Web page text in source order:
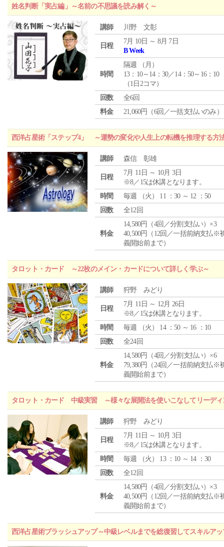
姓名判断「実占編」～名前の不思議を読み解く～
講師 川野 文彰
日程
7月 10日 ～ 8月 7日
B Week
時間
隔週 （ 月 ）
13：10～14：30／14：50～16：10
（1日2コマ）
回数
全6回
料金
21,060円（6回／一括支払いのみ）
西洋占星術「ステップ4」 ～運勢の変化や人生上の転機を推理する方
講師 森信 彰雄
日程
7月 11日 ～ 10月 3日
※8／15は休講となります。
時間
毎週 （火 ） 11 ：30 ～ 12 ：50
回数
全12回
料金
14,580円（4回／分割支払い）×3
40,500円（12回／一括前納支払※
義開始前まで）
タロット・カード ～22枚のメイン・カードについて詳しく学ぶ～
講師 狩野 みどり
日程
7月 11日 ～ 12月 26日
※8／15は休講となります。
時間
毎週 （火 ） 14 ：50 ～ 16 ：10
回数
全24回
料金
14,580円（4回／分割支払い）×6
79,380円（24回／一括前納支払※
義開始前まで）
タロット・カード 中級実習 ～様々な展開法を使いこなしてリーディ
講師 狩野 みどり
日程
7月 11日 ～ 10月 3日
※8／15は休講となります。
時間
毎週 （火 ） 13 ：10 ～ 14 ：30
回数
全12回
料金
14,580円（4回／分割支払い）×3
40,500円（12回／一括前納支払※
義開始前まで）
西洋占星術ブラッシュアップ～中級レベルまでを総復習してスキルア